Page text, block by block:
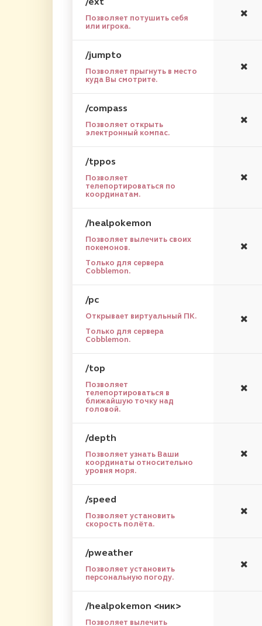
Позволяет потушить себя
или игрока.
/jumpto
Позволяет прыгнуть в место
куда Вы смотрите.
/compass
Позволяет открыть
электронный компас.
/tppos
Позволяет
телепортироваться по
координатам.
/healpokemon
Позволяет вылечить своих
покемонов.
Только для сервера
Cobblemon.
/pc
Открывает виртуальный ПК.
Только для сервера
Cobblemon.
/top
Позволяет
телепортироваться в
ближайшую точку над
головой.
/depth
Позволяет узнать Ваши
координаты относительно
уровня моря.
/speed
Позволяет установить
скорость полёта.
/pweather
Позволяет установить
персональную погоду.
/healpokemon <ник>
Позволяет вылечить